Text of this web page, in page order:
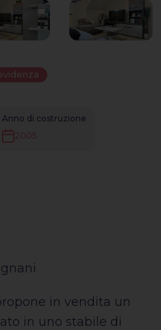
Anno di costruzione
2005
in vendita un
in uno stabile di